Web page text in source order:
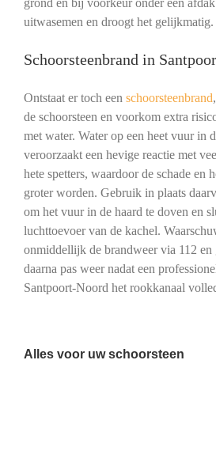
uitwasemen en droogt het gelijkmatig.
Schoorsteenbrand in
Ontstaat er toch een schoorsteenbrand
de schoorsteen en voorkom extra
met water. Water op een heet vuur in
veroorzaakt een hevige reactie met
hete spetters, waardoor de schade en
groter worden. Gebruik in plaats
om het vuur in de haard te doven en
luchttoevoer van de kachel.
onmiddellijk de brandweer via 112 en
daarna pas weer nadat een
Santpoort-Noord het rookkanaal
Alles voor uw schoorsteen